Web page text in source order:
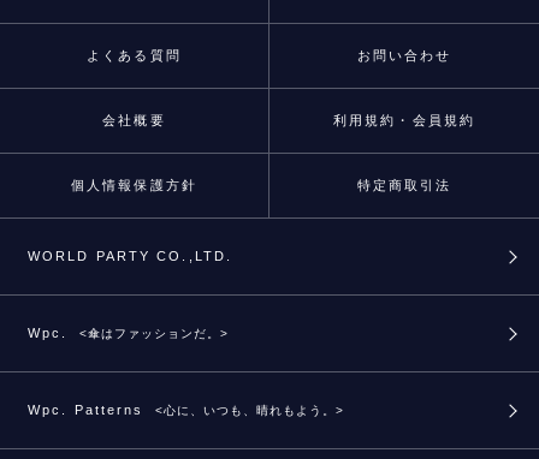
よくある質問 お問い合わせ
会社概要 利用規約・会員規約
個人情報保護方針 特定商取引法
WORLD PARTY CO.,LTD.
Wpc. <傘はファッションだ。>
Wpc. Patterns <心に、いつも、晴れもよう。>